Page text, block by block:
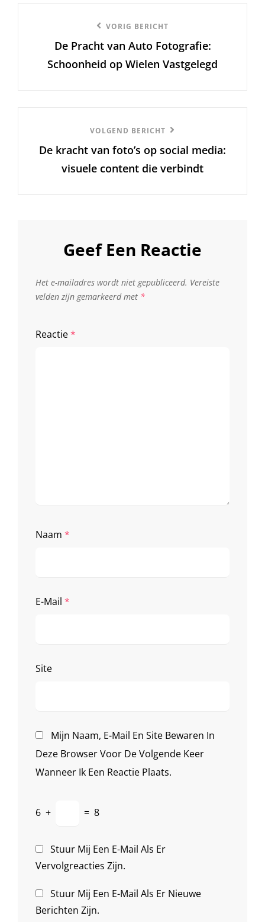
bericht
VORIG BERICHT
De Pracht van Auto Fotografie:
Schoonheid op Wielen Vastgelegd
Bericht
VOLGEND BERICHT
De kracht van foto’s op social media:
visuele content die verbindt
Geef Een Reactie
Het e-mailadres wordt niet gepubliceerd. Vereiste
velden zijn gemarkeerd met *
Reactie*
Naam *
E-Mail *
Site
Mijn Naam, E-Mail En Site Bewaren In
Deze Browser Voor De Volgende Keer
Wanneer Ik Een Reactie Plaats.
6 + = 8
Stuur Mij Een E-Mail Als Er
Vervolgreacties Zijn.
Stuur Mij Een E-Mail Als Er Nieuwe
Berichten Zijn.